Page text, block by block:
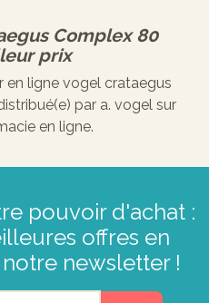
Complex 80
prix
ligne vogel crataegus
par a. vogel sur
en ligne.
pouvoir d'achat :
offres en
newsletter !